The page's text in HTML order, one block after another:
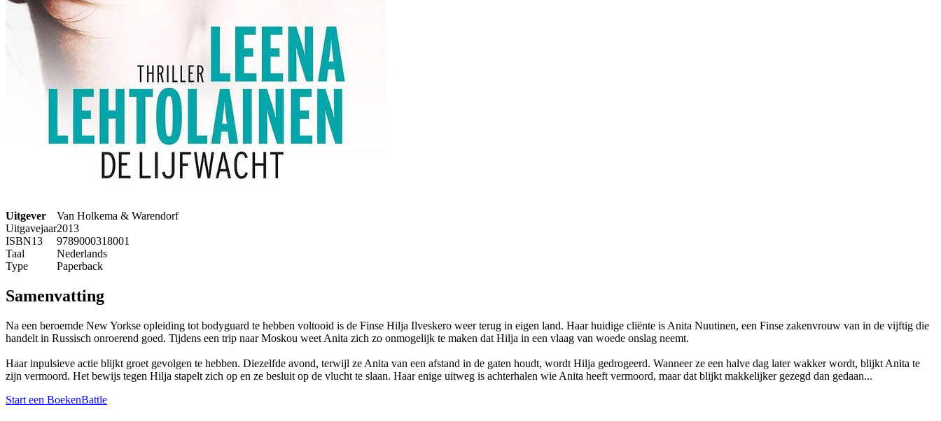
Uitgever
Van Holkema & Warendorf
Uitgavejaar2013
ISBN13
9789000318001
Taal
Nederlands
Type
Paperback
Samenvatting
Na een beroemde New Yorkse opleiding tot bodyguard te hebben voltooid is de Finse Hilja Ilveskero weer terug in eigen land. Haar huidige cliënte is Anita Nuutinen, een Finse zakenvrouw van in de vijftig die
handelt in Russisch onroerend goed. Tijdens een trip naar Moskou weet Anita zich zo onmogelijk te maken dat Hilja in een vlaag van woede onslag neemt.
Haar inpulsieve actie blijkt groet gevolgen te hebben. Diezelfde avond, terwijl ze Anita van een afstand in de gaten houdt, wordt Hilja gedrogeerd. Wanneer ze een halve dag later wakker wordt, blijkt Anita te
zijn vermoord. Het bewijs tegen Hilja stapelt zich op en ze besluit op de vlucht te slaan. Haar enige uitweg is achterhalen wie Anita heeft vermoord, maar dat blijkt makkelijker gezegd dan gedaan...
Start een BoekenBattle